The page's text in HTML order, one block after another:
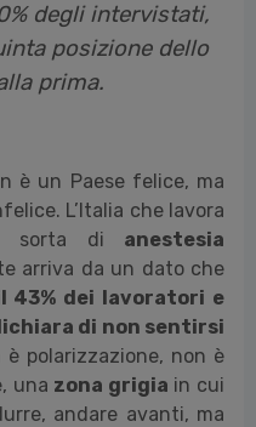
degli intervistati,
posizione dello
prima.
è un Paese felice, ma
L’Italia che lavora
sorta di anestesia
arriva da un dato che
43% dei lavoratori e
di non sentirsi
è polarizzazione, non è
una zona grigia in cui
andare avanti, ma